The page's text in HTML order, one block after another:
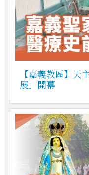
【嘉義教區】天
展」開幕